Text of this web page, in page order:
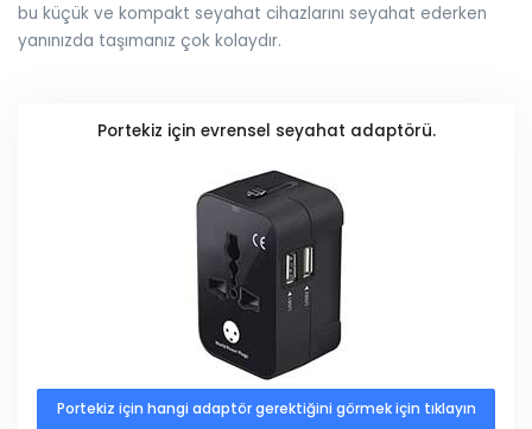
bu küçük ve kompakt seyahat cihazlarını seyahat ederken
yanınızda taşımanız çok kolaydır.
Portekiz için evrensel seyahat adaptörü.
Portekiz için hangi adaptör gerektiğini görmek için tıklayın